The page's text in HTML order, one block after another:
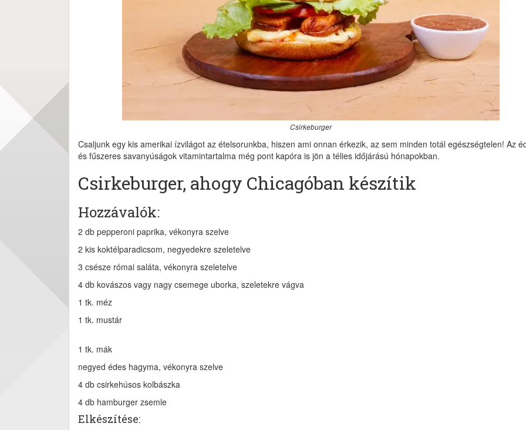
Csirkeburger
Csaljunk egy kis amerikai ízvilágot az ételsorunkba, hiszen ami onnan érkezik, az sem minden totál egészségtelen! Az
és fűszeres savanyúságok vitamintartalma még pont kapóra is jön a télies időjárású hónapokban.
Csirkeburger, ahogy Chicagóban készítik
Hozzávalók:
2 db pepperoni paprika, vékonyra szelve
2 kis koktélparadicsom, negyedekre szeletelve
3 csésze római saláta, vékonyra szeletelve
4 db kovászos vagy nagy csemege uborka, szeletekre vágva
1 tk. méz
1 tk. mustár
1 tk. mák
negyed édes hagyma, vékonyra szelve
4 db csirkehúsos kolbászka
4 db hamburger zsemle
Elkészítése: